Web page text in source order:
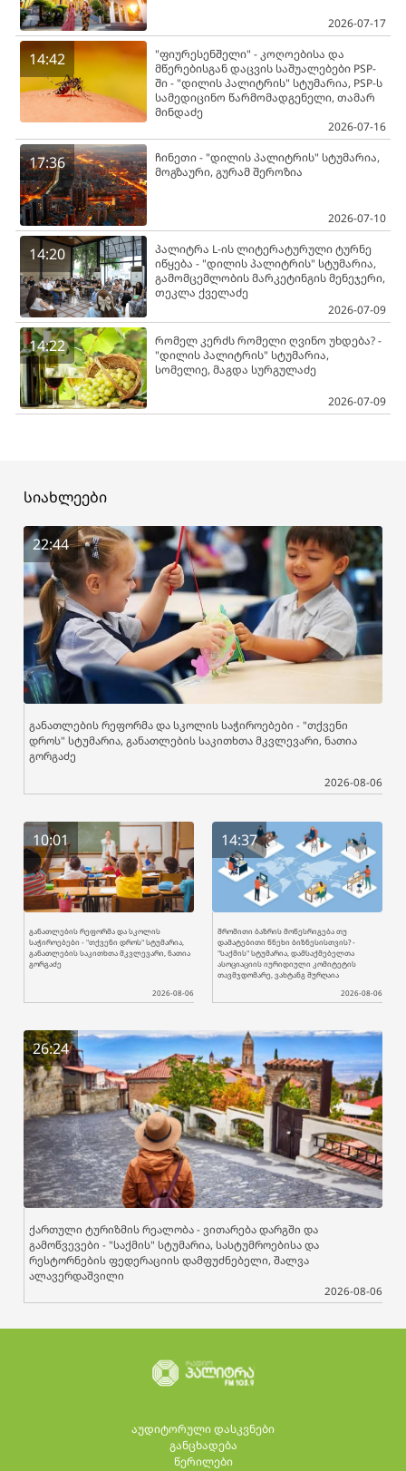
2026-07-17
14:42
"ფიურესენშელი" - კოღოებისა და
მწერებისგან დაცვის საშუალებები PSP-
ში - "დილის პალიტრის" სტუმარია, PSP-ს
სამედიცინო წარმომადგენელი, თამარ
მინდაძე
2026-07-16
17:36
ჩინეთი - "დილის პალიტრის" სტუმარია,
მოგზაური, გურამ შეროზია
2026-07-10
14:20
პალიტრა L-ის ლიტერატურული ტურნე
იწყება - "დილის პალიტრის" სტუმარია,
გამომცემლობის მარკეტინგის მენეჯერი,
თეკლა ქველაძე
2026-07-09
14:22
რომელ კერძს რომელი ღვინო უხდება? -
"დილის პალიტრის" სტუმარია,
სომელიე, მაგდა სურგულაძე
2026-07-09
სიახლეები
22:44
განათლების რეფორმა და სკოლის საჭიროებები - "თქვენი
დროს" სტუმარია, განათლების საკითხთა მკვლევარი, ნათია
გორგაძე
2026-08-06
10:01
განათლების რეფორმა და სკოლის
საჭიროებები - "თქვენი დროს" სტუმარია,
განათლების საკითხთა მკვლევარი, ნათია
გორგაძე
2026-08-06
14:37
შრომითი ბაზრის მოწესრიგება თუ
დამატებითი წნეხი ბიზნესისთვის? -
"საქმის" სტუმარია, დამსაქმებელთა
ასოციაციის იურიდიული კომიტეტის
თავმჯდომარე, ვახტანგ შურღაია
2026-08-06
26:24
ქართული ტურიზმის რეალობა - ვითარება დარგში და
გამოწვევები - "საქმის" სტუმარია, სასტუმროებისა და
რესტორნების ფედერაციის დამფუძნებელი, შალვა
ალავერდაშვილი
2026-08-06
აუდიტორული დასკვნები
განცხადება
წერილები